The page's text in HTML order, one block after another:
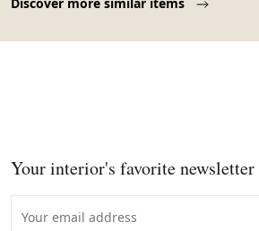
Your interior's favorite newsletter